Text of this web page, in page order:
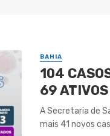
BAHIA
104
69
A Secretaria de
mais 41 novos